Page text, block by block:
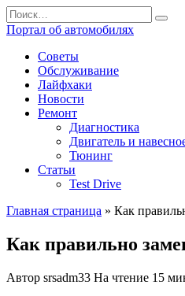
Перейти
к
содержанию
Search
for:
Портал об автомобилях
Советы
Обслуживание
Лайфхаки
Новости
Ремонт
Диагностика
Двигатель и
Тюнинг
Статьи
Test Drive
Главная страница » Как
Как правильно
Автор srsadm33 На чтение 15